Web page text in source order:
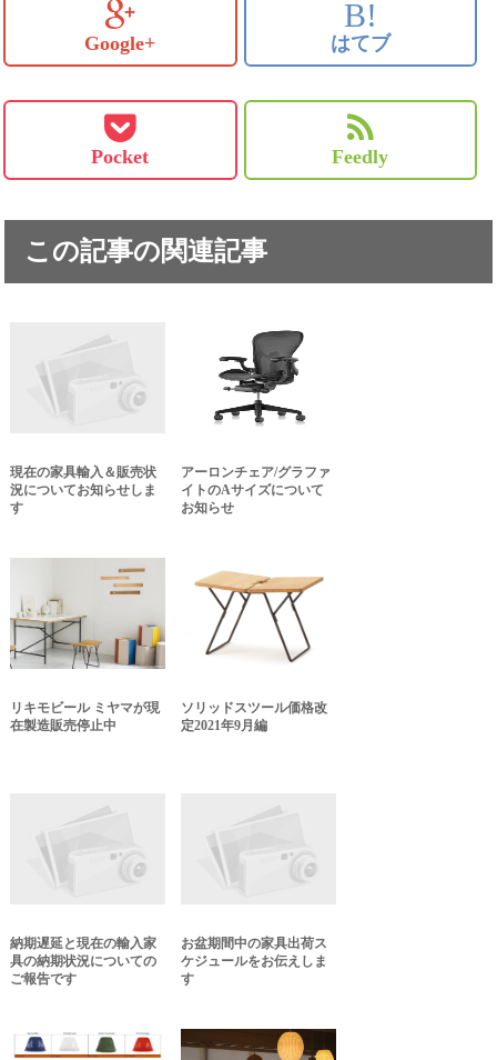
Google+
B!
はてブ
Pocket Feedly
この記事の関連記事
現在の家具輸入＆販売状
況についてお知らせしま
す
アーロンチェア/グラファ
イトのAサイズについて
お知らせ
リキモビール ミヤマが現
在製造販売停止中
ソリッドスツール価格改
定2021年9月編
納期遅延と現在の輸入家
具の納期状況についての
ご報告です
お盆期間中の家具出荷ス
ケジュールをお伝えしま
す